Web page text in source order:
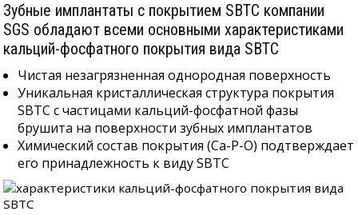
Зубные имплантаты с покрытием SBTC компании
SGS обладают всеми основными характеристиками
кальций-фосфатного покрытия вида SBTC
Чистая незагрязненная однородная поверхность
Уникальная кристаллическая структура покрытия
SBTC с частицами кальций-фосфатной фазы
брушита на поверхности зубных имплантатов
Химический состав покрытия (Ca-P-O) подтверждает
его принадлежность к виду SBTC